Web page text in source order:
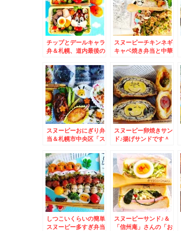
盛」最高(*´艸`*)
チップとデールキャラ
弁＆札幌、道内最後の
ーニング
スヌーピーチキンネギ
キャベ焼き弁当と中華
「そば処信州庵」さん
に「ざるそば」メニュ
ーがないわけと月末ま
で花尻ジンギスカンさ
んもお得メニューある
の(*´艸`*)
スヌーピーおにぎり弁
当＆札幌市中央区「ス
スヌーピー卵焼きサン
ド♪揚げサンドです＾
my札幌ベスト「らー
麺 山さわ」さんの
「濃厚煮干し」麺固め
「味玉」「岩海苔」
「メンマ」「ネギ」ト
ッピング♪あぁ幸せ～
～(*´艸`*)
しつこいくらいの簡単
スヌーピー多すぎ弁当
スヌーピーサンド♪＆
「信州庵」さんの「お